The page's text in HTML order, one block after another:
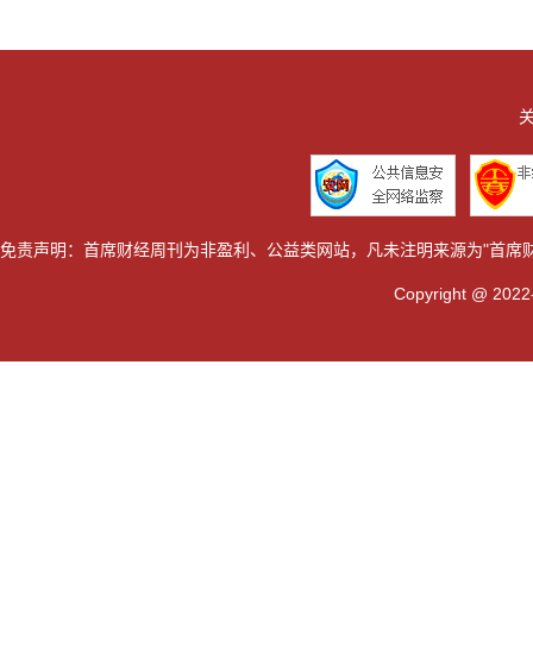
免责声明：首席财经周刊为非盈利、公益类网站，凡未注明来源为"首
Copyright @